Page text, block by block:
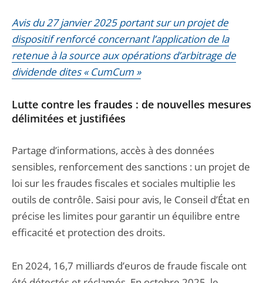
Avis du 27 janvier 2025 portant sur un projet de
dispositif renforcé concernant l’application de la
retenue à la source aux opérations d’arbitrage de
dividende dites « CumCum »
Lutte contre les fraudes : de nouvelles mesures
délimitées et justifiées
Partage d’informations, accès à des données
sensibles, renforcement des sanctions : un projet de
loi sur les fraudes fiscales et sociales multiplie les
outils de contrôle. Saisi pour avis, le Conseil d’État en
précise les limites pour garantir un équilibre entre
efficacité et protection des droits.
En 2024, 16,7 milliards d’euros de fraude fiscale ont